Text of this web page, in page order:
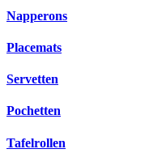
Napperons
Placemats
Servetten
Pochetten
Tafelrollen